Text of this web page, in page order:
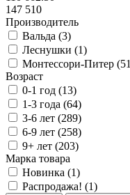
147 510
Производитель
Вальда (3)
Леснушки (1)
Монтессори-Питер (51
Возраст
0-1 год (13)
1-3 года (64)
3-6 лет (289)
6-9 лет (258)
9+ лет (203)
Марка товара
Новинка (1)
Распродажа! (1)